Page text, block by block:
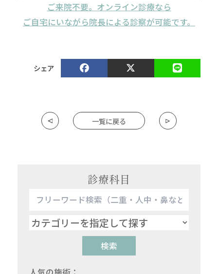
ご来院不要。オンライン診療なら
ご自宅にいながら院長による診察が可能です。
シェア
一覧に戻る
診療科目
検索